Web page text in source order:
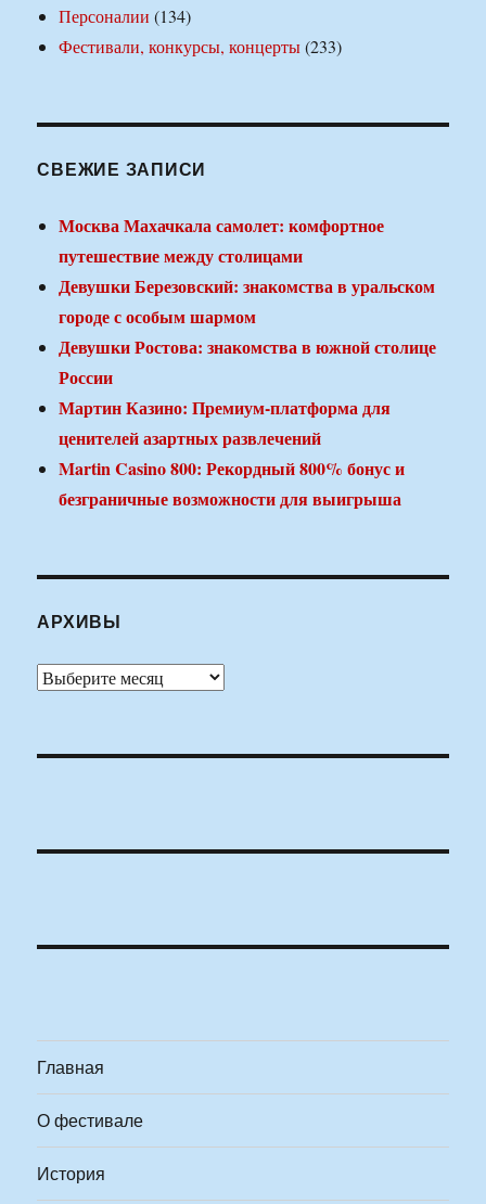
Персоналии (134)
Фестивали, конкурсы, концерты(233)
СВЕЖИЕ ЗАПИСИ
Москва Махачкала самолет: комфортное
путешествие между столицами
Девушки Березовский: знакомства в уральском
городе с особым шармом
Девушки Ростова: знакомства в южной столице
России
Мартин Казино: Премиум-платформа для
ценителей азартных развлечений
Martin Casino 800: Рекордный 800% бонус и
безграничные возможности для выигрыша
АРХИВЫ
Архивы
Главная
О фестивале
История